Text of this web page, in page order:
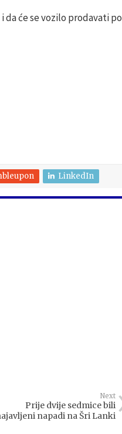
da će se vozilo prodavati po
LinkedIn
Next
Prije dvije sedmice bili
napadi na Šri Lanki